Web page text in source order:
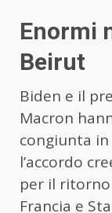
Enormi
Beirut
Biden e il
Macron
congiunta
l’accordo
per il ritorno
Francia e